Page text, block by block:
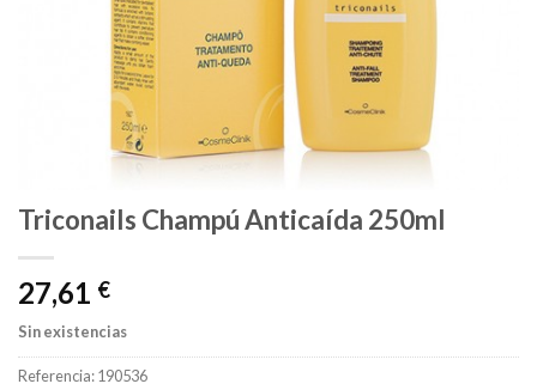
Triconails Champú Anticaída 250ml
27,61 €
Sin existencias
Referencia:190536